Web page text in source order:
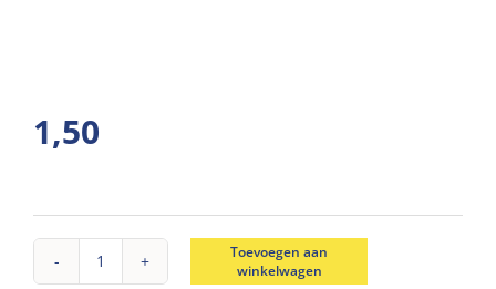
1,50
Waterbeker
Toevoegen aan
winkelwagen